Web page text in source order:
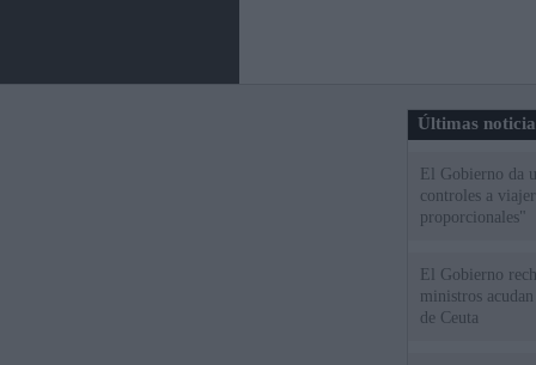
Últimas
El Gobierno da
controles a
proporcionales"
El Gobierno
ministros
de Ceuta